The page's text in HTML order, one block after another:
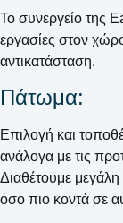
To συνεργείο της
εργασίες στον
αντικατάσταση.
Πάτωμα:
Επιλογή και
ανάλογα με τις
Διαθέτουμε
όσο πιο κοντά σε